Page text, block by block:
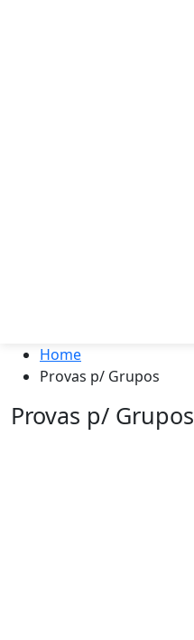
Home
Provas p/ Grupos
Provas p/ Grupos